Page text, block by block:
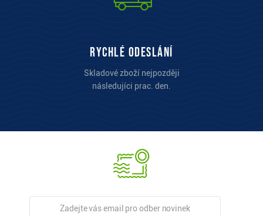
Rychlé odeslání
Skladové zboží nejpozději
následujíci prac. den.